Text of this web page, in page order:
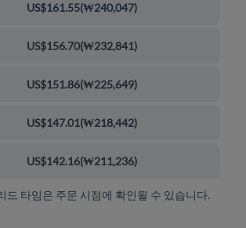
US$161.55(₩240,047)
US$156.70(₩232,841)
US$151.86(₩225,649)
US$147.01(₩218,442)
US$142.16(₩211,236)
드 타임은 주문 시점에 확인될 수 있습니다.